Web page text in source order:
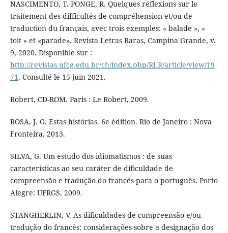
NASCIMENTO, T. PONGE, R. Quelques réflexions sur le
traitement des difficultés de compréhension et/ou de
traduction du français, avec trois exemples: « balade », «
toit » et «parade». Revista Letras Raras, Campina Grande, v.
9, 2020. Disponible sur :
http://revistas.ufcg.edu.br/ch/index.php/RLR/article/view/19
71. Consulté le 15 juin 2021.
Robert, CD-ROM. Paris : Le Robert, 2009.
ROSA, J. G. Estas histórias. 6e édition. Rio de Janeiro : Nova
Fronteira, 2013.
SILVA, G. Um estudo dos idiomatismos : de suas
características ao seu caráter de dificuldade de
compreensão e tradução do francês para o português. Porto
Alegre: UFRGS, 2009.
STANGHERLIN, V. As dificuldades de compreensão e/ou
tradução do francês: considerações sobre a designação dos